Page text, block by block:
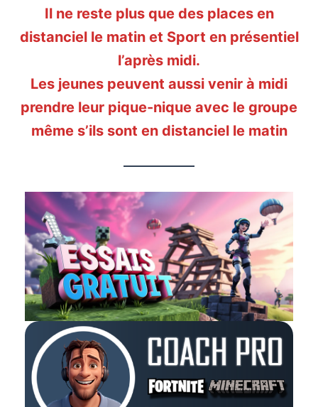
Il ne reste plus que des places en
distanciel le matin et Sport en présentiel
l’après midi.
Les jeunes peuvent aussi venir à midi
prendre leur pique-nique avec le groupe
même s’ils sont en distanciel le matin